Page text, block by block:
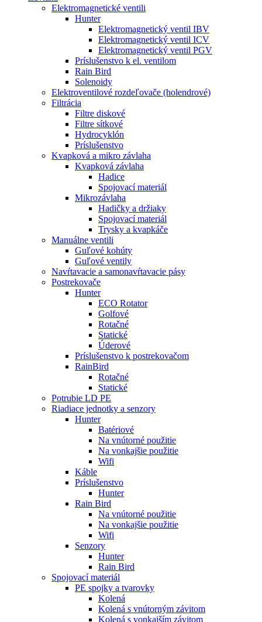
Elektromagnetické ventili
Hunter
Elektromagnetický ventil IBV
Elektromagnetický ventil ICV
Elektromagnetický ventil PGV
Príslušenstvo k el. ventilom
Rain Bird
Solenoidy
Elektroventilové rozdeľovače (holendrové)
Filtrácia
Filtre diskové
Filtre sítkové
Hydrocyklón
Príslušenstvo
Kvapková a mikro závlaha​
Kvapková závlaha
Hadice
Spojovací materiál
Mikrozávlaha
Hadičky a držiaky
Spojovací materiál
Trysky a kvapkáče
Manuálne ventili
Guľové kohúty
Guľové ventily
Navŕtavacie a samonavŕtavacie pásy
Postrekovače
Hunter
ECO Rotator
Golfové
Rotačné
Statické
Úderové
Príslušenstvo k postrekovačom
RainBird
Rotačné
Statické
Potrubie LD PE
Riadiace jednotky a senzory
Hunter
Batériové
Na vnútorné použitie
Na vonkajšie použitie
Wifi
Káble
Príslušenstvo
Hunter
Rain Bird
Na vnútorné použitie
Na vonkajšie použitie
Wifi
Senzory
Hunter
Rain Bird
Spojovací materiál
PE spojky a tvarovky
Kolená
Kolená s vnútorným závitom
Kolená s vonkajším závitom